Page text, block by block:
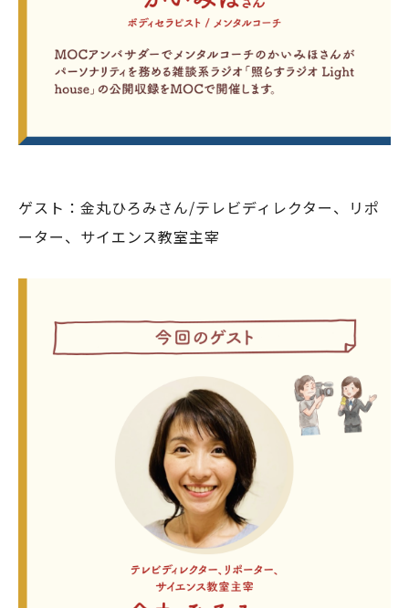
ゲスト：金丸ひろみさん/テレビディレクター、リポ
ーター、サイエンス教室主宰